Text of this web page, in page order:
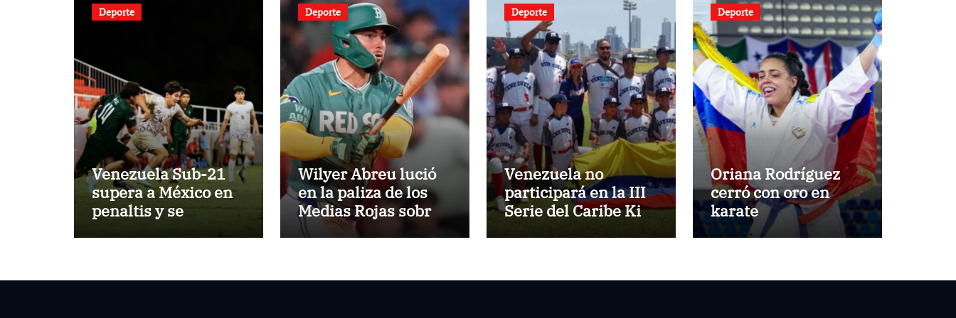
Deporte
Venezuela Sub-21
supera a México en
penaltis y se
Deporte
Wilyer Abreu lució
en la paliza de los
Medias Rojas sobre
los Atléticos
Deporte
Venezuela no
participará en la III
Serie del Caribe Kids
Deporte
Oriana Rodríguez
cerró con oro en
karate